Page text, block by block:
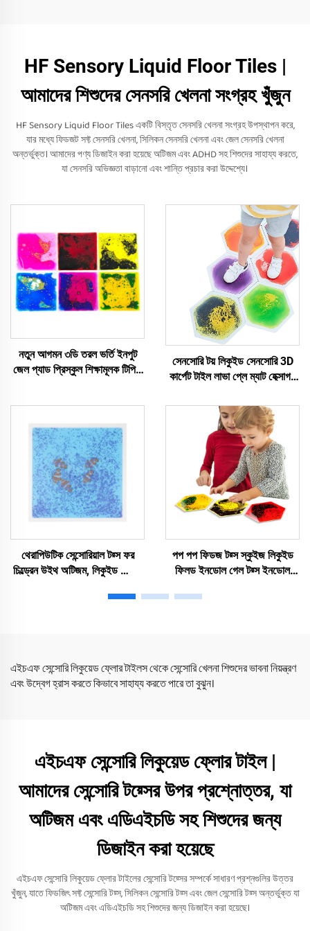
HF Sensory Liquid Floor Tiles |
আমাদের শিশুদের সেনসরি খেলনা সংগ্রহ খুঁজুন
HF Sensory Liquid Floor Tiles একটি বিস্তৃত সেনসরি খেলনা সংগ্রহ উপস্থাপন করে,
যার মধ্যে ফিডজট সফ্ট সেনসরি খেলনা, সিলিকন সেনসরি খেলনা এবং জেল সেনসরি খেলনা
অন্তর্ভুক্ত। আমাদের পণ্য ডিজাইন করা হয়েছে অটিজম এবং ADHD সহ শিশুদের সাহায্য করতে,
যা সেনসরি অভিজ্ঞতা বাড়ানো এবং শান্তি প্রচার করা উদ্দেশ্যে।
নতুন আগমন ৩ডি তরল ভর্তি ইনপুট
জেল প্যাড প্রিস্কুল শিক্ষামূলক টিপিউ
সেনসোরি টয় লিকুইড সেনসোরি 3D
কার্পেট টাইল লাভা প্লে ম্যাট হেক্সাগন
জন্য
থেরাপিউটিক সেন্সোরিয়াল টয়্স ফর
চিল্ড্রেন উইথ অটিজম, লিকুইড ফ্লোর
পপ পপ ফিডজ টয়্স স্কুইজ লিকুইড
ফিলড ইনডোল গেল টয়্স ইনডোল
এইচএফ সেন্সোরি লিকুয়েড ফ্লোর টাইলস থেকে সেন্সোরি খেলনা শিশুদের ভাবনা নিয়ন্ত্রণ
এবং উদ্বেগ হ্রাস করতে কিভাবে সাহায্য করতে পারে তা বুঝুন।
এইচএফ সেন্সোরি লিকুয়েড ফ্লোর টাইল |
আমাদের সেন্সোরি টয়্সের উপর প্রশ্নোত্তর, যা
অটিজম এবং এডিএইচডি সহ শিশুদের জন্য
ডিজাইন করা হয়েছে
এইচএফ সেন্সোরি লিকুয়েড ফ্লোর টাইলের সেন্সোরি টয়্সের সম্পর্কে সাধারণ প্রশ্নগুলির উত্তর
খুঁজুন, যাতে ফিডজিৎ সফ্ট সেন্সোরি টয়্স, সিলিকন সেন্সোরি টয়্স এবং জেল সেন্সোরি টয়্স অন্তর্ভুক্ত যা
অটিজম এবং এডিএইচডি সহ শিশুদের জন্য ডিজাইন করা হয়েছে।